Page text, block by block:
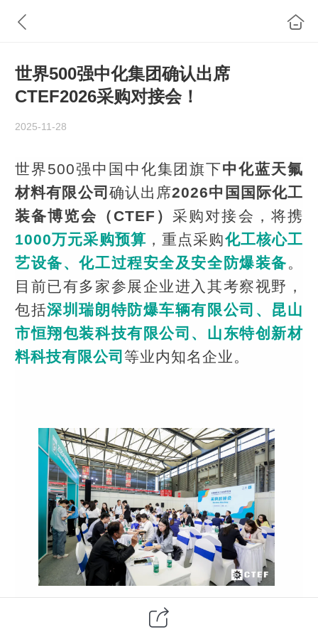
世界500强中化集团确认出席
CTEF2026采购对接会！
2025-11-28
世界500强中国中化集团旗下中化蓝天氟
材料有限公司 确认出席2026中国国际化工
装备博览会（CTEF） 采购对接会，将携
1000万元采购预算 ，重点采购化工核心工
艺设备、化工过程安全及安全防爆装备。
目前已有多家参展企业进入其考察视野，
包括深圳瑞朗特防爆车辆有限公司、昆山
市恒翔包装科技有限公司、山东特创新材
料科技有限公司 等业内知名企业。